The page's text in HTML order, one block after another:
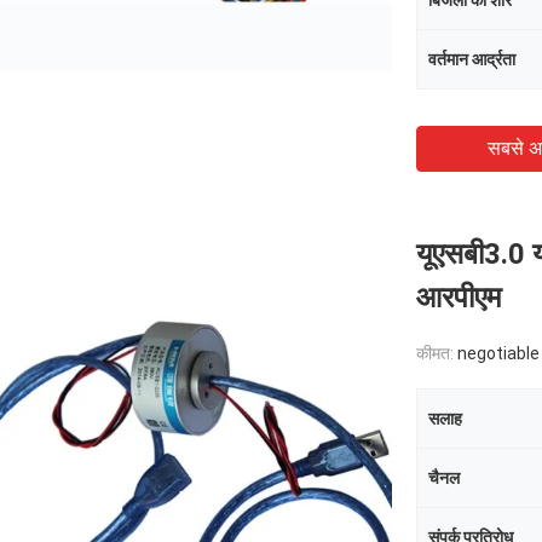
वर्तमान आर्द्रता
सबसे
यूएसबी3.0
आरपीएम
कीमत: negotiable
सलाह
चैनल
संपर्क प्रतिरोध